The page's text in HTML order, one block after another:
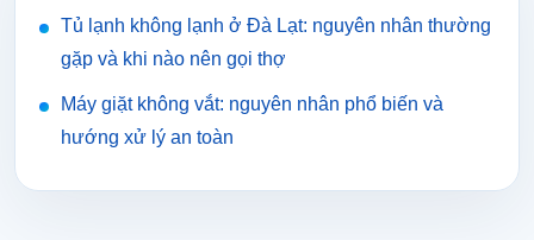
Tủ lạnh không lạnh ở Đà Lạt: nguyên nhân thường
gặp và khi nào nên gọi thợ
Máy giặt không vắt: nguyên nhân phổ biến và
hướng xử lý an toàn